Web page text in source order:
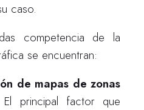
caso.
competencia de la
se encuentran:
de mapas de zonas
El principal factor que